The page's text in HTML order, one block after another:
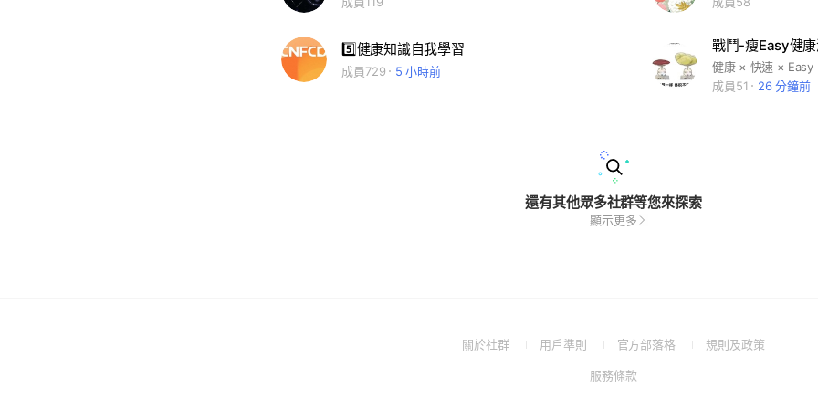
5️⃣健康知識自我學習
成員729 5 小時前
戰鬥-瘦Easy健
健康 × 快速 × Easy
成員51
26 分鐘前
還有其他眾多社群等您來探索
顯示更多
關於社群
(Open用戶準則
(Open
a
官方部落格
(Open規則及政策(Open
服務條款(Open